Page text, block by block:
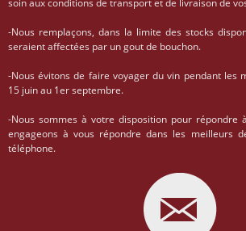
-Nous remplaçons, dans la limite des stocks
seraient affectées par un gout de bouchon.
-Nous évitons de faire voyager du vin pendant les
15 juin au 1er septembre.
-Nous sommes à votre disposition pour répondre
engageons à vous répondre dans les meilleurs
téléphone.